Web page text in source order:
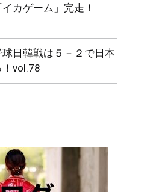
カゲーム」完走！
日韓戦は５－２で日本
vol.78